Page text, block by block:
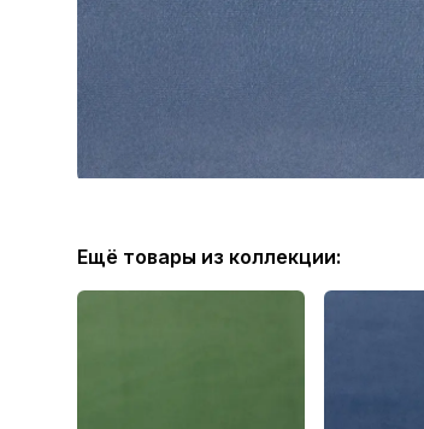
Ещё товары из коллекции: